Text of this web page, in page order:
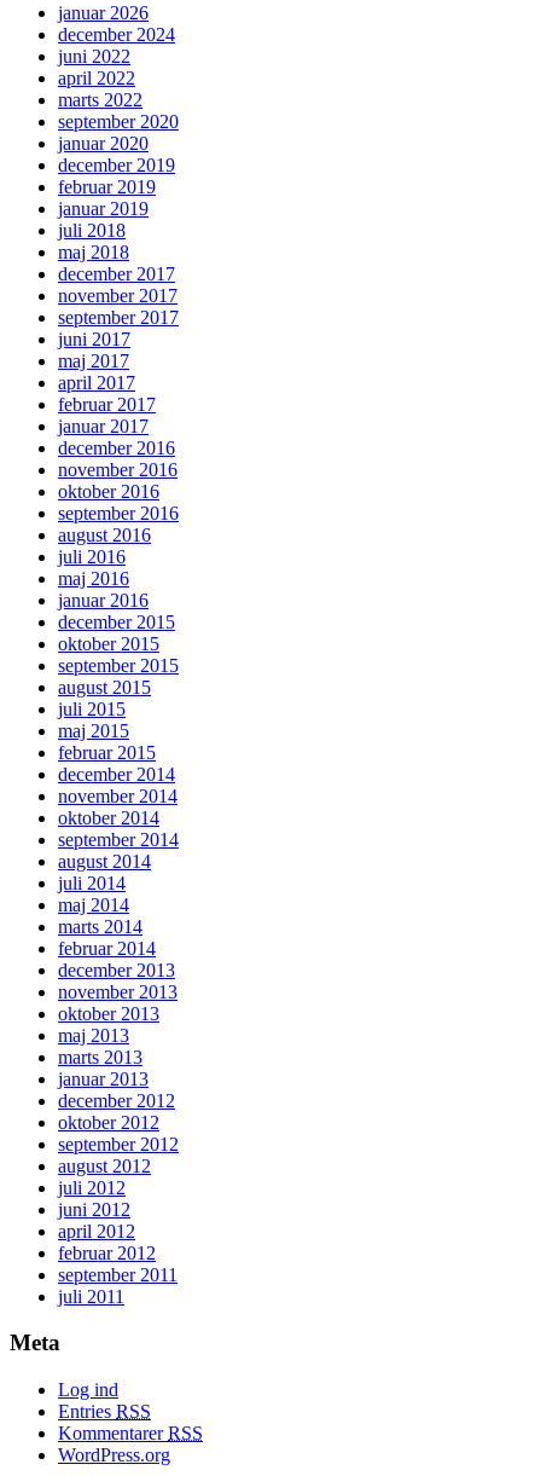
januar 2026
december 2024
juni 2022
april 2022
marts 2022
september 2020
januar 2020
december 2019
februar 2019
januar 2019
juli 2018
maj 2018
december 2017
november 2017
september 2017
juni 2017
maj 2017
april 2017
februar 2017
januar 2017
december 2016
november 2016
oktober 2016
september 2016
august 2016
juli 2016
maj 2016
januar 2016
december 2015
oktober 2015
september 2015
august 2015
juli 2015
maj 2015
februar 2015
december 2014
november 2014
oktober 2014
september 2014
august 2014
juli 2014
maj 2014
marts 2014
februar 2014
december 2013
november 2013
oktober 2013
maj 2013
marts 2013
januar 2013
december 2012
oktober 2012
september 2012
august 2012
juli 2012
juni 2012
april 2012
februar 2012
september 2011
juli 2011
Meta
Log ind
Entries RSS
KommentarerRSS
WordPress.org